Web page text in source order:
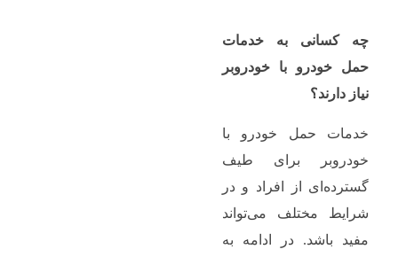
چه کسانی به خدمات
حمل خودرو با خودروبر
نیاز دارند؟
خدمات حمل خودرو با
خودروبر برای طیف
گسترده‌ای از افراد و در
شرایط مختلف می‌تواند
مفید باشد. در ادامه به